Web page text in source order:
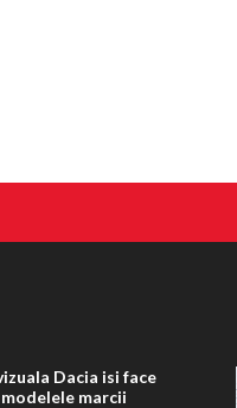
Dacia isi face
marcii